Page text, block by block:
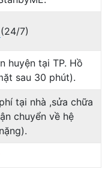
(24/7)
huyện tại TP. Hồ
sau 30 phút).
tại nhà ,sửa chữa
chuyển về hệ